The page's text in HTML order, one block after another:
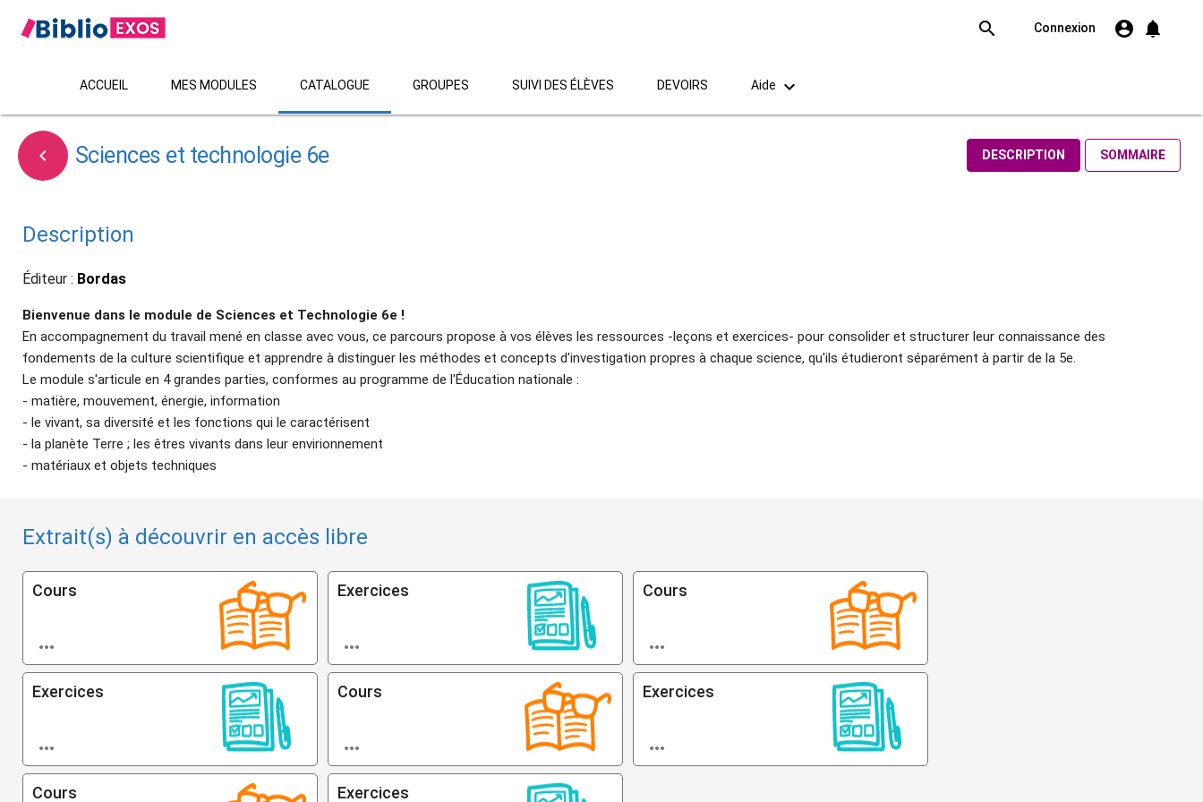
Rechercher
 Connexion account_circle notifications
ACCUEIL MES MODULES CATALOGUE GROUPES SUIVI DES ÉLÈVES DEVOIRS Aide 
 Sciences et technologie 6e DESCRIPTION SOMMAIRE
Description
Éditeur : Bordas
Bienvenue dans le module de Sciences et Technologie 6e !
En accompagnement du travail mené en classe avec vous, ce parcours propose à vos élèves les ressources -leçons et exercices- pour consolider et structurer leur connaissance des
fondements de la culture scientifique et apprendre à distinguer les méthodes et concepts d'investigation propres à chaque science, qu'ils étudieront séparément à partir de la 5e.
Le module s'articule en 4 grandes parties, conformes au programme de l'Éducation nationale :
- matière, mouvement, énergie, information
- le vivant, sa diversité et les fonctions qui le caractérisent
- la planète Terre ; les êtres vivants dans leur envirionnement
- matériaux et objets techniques
Extrait(s) à découvrir en accès libre
Cours

Exercices

Cours

Exercices

Cours

Exercices

Cours Exercices